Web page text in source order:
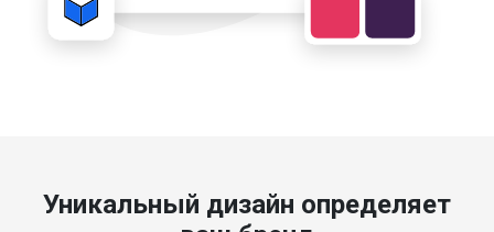
Уникальный дизайн определяет